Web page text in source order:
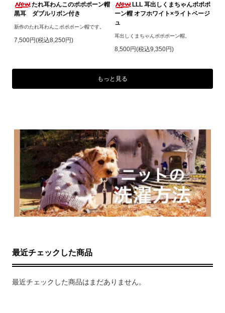
たれ耳わんこのポポポーン帽
黒耳 ダブルリボン付き
新作のたれ耳わんこポポポーン帽です。
7,500円(税込8,250円)
LLL 耳出しくまちゃんポポポ
ーン帽 オフホワイト×ライトベージ
ュ
耳出しくまちゃんポポポーン帽。
8,500円(税込9,350円)
もっと見る
最近チェックした商品
最近チェックした商品はまだありません。